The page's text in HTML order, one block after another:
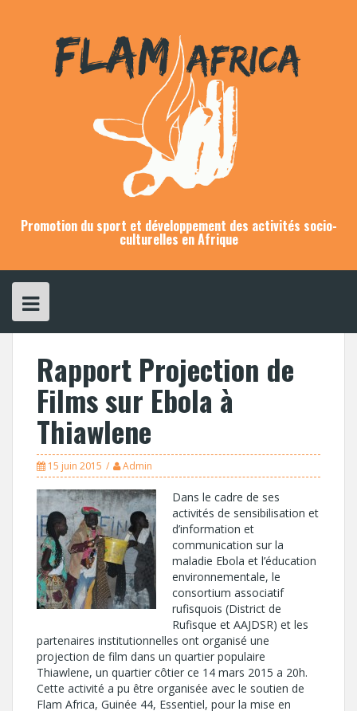
Promotion du sport et développement des activités socio-
culturelles en Afrique
Rapport Projection de
Films sur Ebola à
Thiawlene
15 juin 2015 Admin
Dans le cadre de ses
activités de sensibilisation et
d’information et
communication sur la
maladie Ebola et l’éducation
environnementale, le
consortium associatif
rufisquois (District de
Rufisque et AAJDSR) et les
partenaires institutionnelles ont organisé une
projection de film dans un quartier populaire
Thiawlene, un quartier côtier ce 14 mars 2015 a 20h.
Cette activité a pu être organisée avec le soutien de
Flam Africa, Guinée 44, Essentiel, pour la mise en